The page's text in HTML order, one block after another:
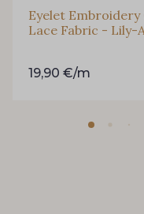
Eyelet
Lace Fabric - Lily-
19,90 €/m